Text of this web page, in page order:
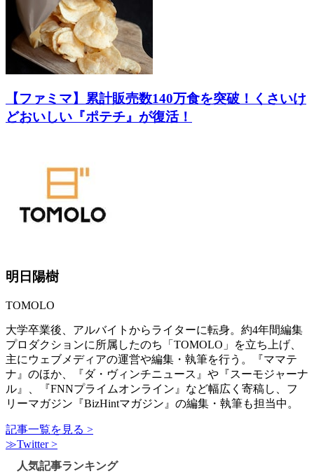
【ファミマ】累計販売数140万食を突破！くさいけ
どおいしい『ポテチ』が復活！
明日陽樹
TOMOLO
大学卒業後、アルバイトからライターに転身。約4年間編集
プロダクションに所属したのち「TOMOLO」を立ち上げ、
主にウェブメディアの運営や編集・執筆を行う。『ママテ
ナ』のほか、『ダ・ヴィンチニュース』や『スーモジャーナ
ル』、『FNNプライムオンライン』など幅広く寄稿し、フ
リーマガジン『BizHintマガジン』の編集・執筆も担当中。
記事一覧を見る >
≫Twitter >
人気記事ランキング